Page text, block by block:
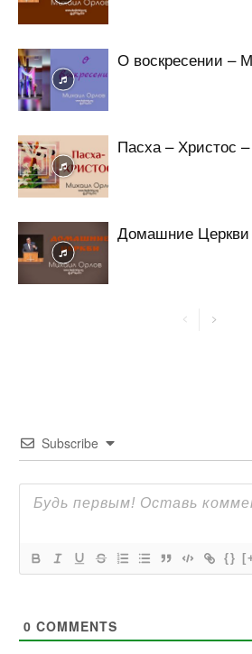
О воскресении –
Пасха – Христос
Домашние
Subscribe
{}
0 COMMENTS